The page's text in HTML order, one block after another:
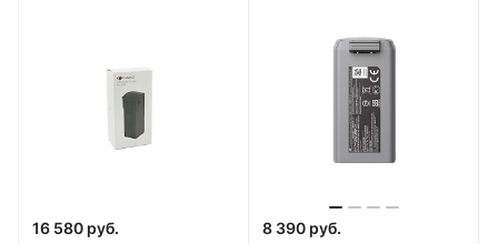
16 580 руб.
8 390 руб.